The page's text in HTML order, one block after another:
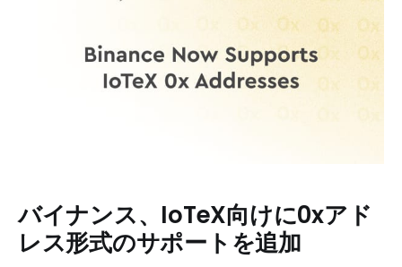
バイナンス、IoTeX向けに0xアド
レス形式のサポートを追加